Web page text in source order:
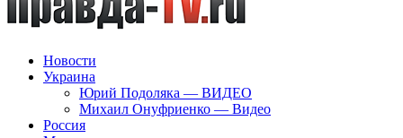
Новости
Украина
Юрий Подоляка — ВИДЕО
Михаил Онуфриенко — Видео
Россия